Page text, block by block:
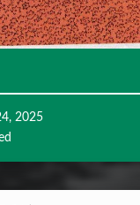
2025